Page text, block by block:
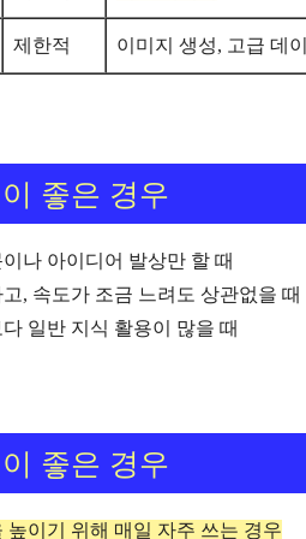
제한적 이미지 생성, 고급 데
좋은 경우
나 아이디어 발상만 할 때
, 속도가 조금 느려도 상관없을 때
일반 지식 활용이 많을 때
좋은 경우
높이기 위해 매일 자주 쓰는 경우